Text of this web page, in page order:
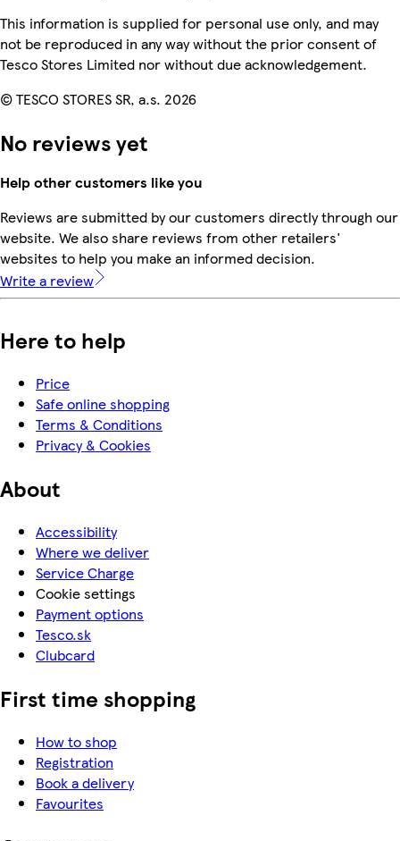
This information is supplied for personal use only, and may
not be reproduced in any way without the prior consent of
Tesco Stores Limited nor without due acknowledgement.
© TESCO STORES SR, a.s. 2026
No reviews yet
Help other customers like you
Reviews are submitted by our customers directly through our
website. We also share reviews from other retailers'
websites to help you make an informed decision.
Write a review
Here to help
Price
Safe online shopping
Terms & Conditions
Privacy & Cookies
About
Accessibility
Where we deliver
Service Charge
Cookie settings
Payment options
Tesco.sk
Clubcard
First time shopping
How to shop
Registration
Book a delivery
Favourites